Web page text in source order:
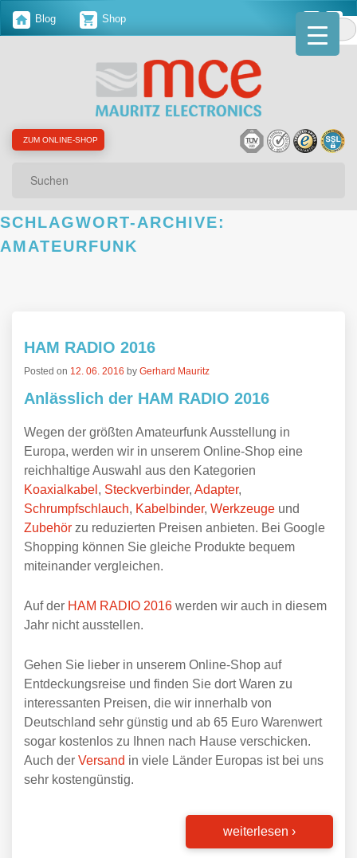
Blog Shop
ZUM ONLINE-SHOP
SCHLAGWORT-ARCHIVE:
AMATEURFUNK
HAM RADIO 2016
Posted on 12. 06. 2016 by Gerhard Mauritz
Anlässlich der HAM RADIO 2016
Wegen der größten Amateurfunk Ausstellung in
Europa, werden wir in unserem Online-Shop eine
reichhaltige Auswahl aus den Kategorien
Koaxialkabel , Steckverbinder, Adapter,
Schrumpfschlauch, Kabelbinder, Werkzeuge und
Zubehör zu reduzierten Preisen anbieten. Bei Google
Shopping können Sie gleiche Produkte bequem
miteinander vergleichen.
Auf der HAM RADIO 2016 werden wir auch in diesem
Jahr nicht ausstellen.
Gehen Sie lieber in unserem Online-Shop auf
Entdeckungsreise und finden Sie dort Waren zu
interessanten Preisen, die wir innerhalb von
Deutschland sehr günstig und ab 65 Euro Warenwert
sogar kostenlos zu Ihnen nach Hause verschicken.
Auch der Versand in viele Länder Europas ist bei uns
sehr kostengünstig.
weiterlesen ›